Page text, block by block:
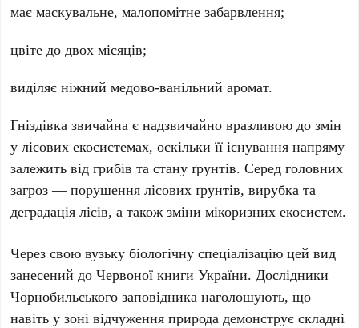
має маскувальне, малопомітне забарвлення;
цвіте додвох місяців;
виділяє ніжний медово-ванільний аромат.
Гніздівка звичайна є надзвичайно вразливою до змін
у лісових екосистемах, оскільки її існування напряму
залежить від грибів та стану ґрунтів. Серед головних
загроз — порушення лісових ґрунтів, вирубка та
деградація лісів, а також зміни мікоризних екосистем.
Через свою вузьку біологічну спеціалізацію цей вид
занесений доЧервоної книги України. Дослідники
Чорнобильського заповідника наголошують, що
навіть у зоні відчуження природа демонструє складні